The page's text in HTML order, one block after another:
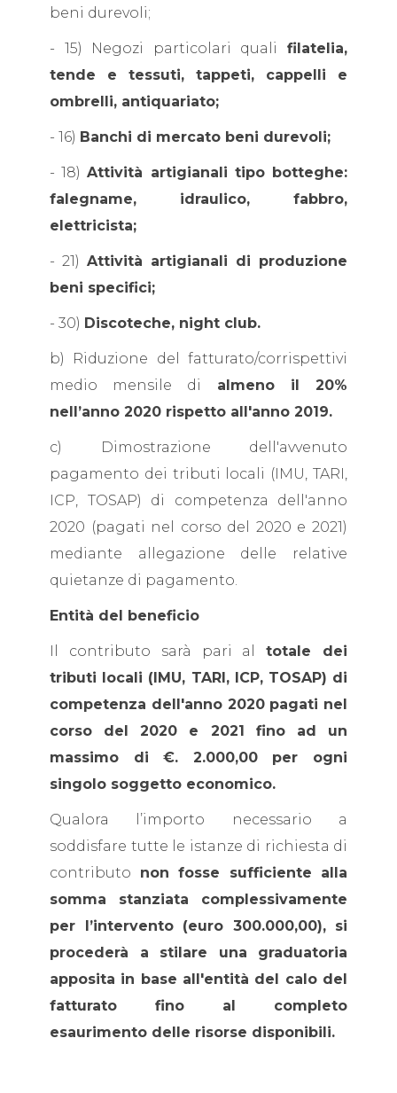
beni durevoli;
- 15) Negozi particolari quali filatelia,
tende e tessuti, tappeti, cappelli e
ombrelli, antiquariato;
- 16) Banchi di mercato beni durevoli;
- 18)Attività artigianali tipo botteghe:
falegname, idraulico, fabbro,
elettricista;
- 21) Attività artigianali di produzione
beni specifici;
- 30) Discoteche, night club.
b) Riduzione del fatturato/corrispettivi
medio mensile di almeno il 20%
nell’anno 2020 rispetto all'anno 2019.
c) Dimostrazione dell'avvenuto
pagamento dei tributi locali (IMU, TARI,
ICP, TOSAP) di competenza dell'anno
2020 (pagati nel corso del 2020 e 2021)
mediante allegazione delle relative
quietanze di pagamento.
Entità del beneficio
Il contributo sarà pari altotale dei
tributi locali (IMU, TARI, ICP, TOSAP) di
competenza dell'anno 2020 pagati nel
corso del 2020 e 2021 fino ad un
massimo di €. 2.000,00 per ogni
singolo soggetto economico.
Qualora l’importo necessario a
soddisfare tutte le istanze di richiesta di
contributo non fosse sufficiente alla
somma stanziata complessivamente
per l’intervento (euro 300.000,00), si
procederà a stilare una graduatoria
apposita in base all'entità del calo del
fatturato fino al completo
esaurimento delle risorse disponibili.